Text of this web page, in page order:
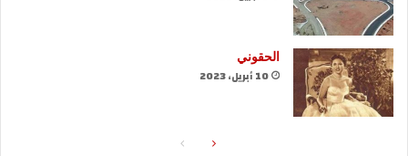
الحقوني
10 أبريل، 2023
الصفحةالصفحة